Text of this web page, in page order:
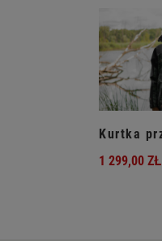
1 299,00 ZŁ